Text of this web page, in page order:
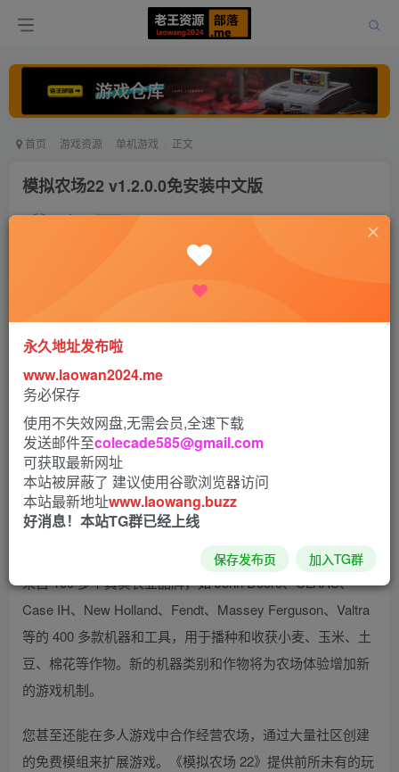
首页 游戏资源 单机游戏 正文
模拟农场22 v1.2.0.0免安装中文版
老王 打赏
扮演现代农夫，在三种不同的美国和欧洲环境中发挥创意，
建造您的农场。《模拟农场 22》提供了大量的务农活动，聚
焦农业、畜牧业和林业，现在还增加了令人兴奋的季节周
来自 100 多个真实农业品牌，如 John Deere、CLAAS、
Case IH、New Holland、Fendt、Massey Ferguson、Valtra
等的 400 多款机器和工具，用于播种和收获小麦、玉米、土
豆、棉花等作物。新的机器类别和作物将为农场体验增加新
的游戏机制。
您甚至还能在多人游戏中合作经营农场，通过大量社区创建
的免费模组来扩展游戏。《模拟农场 22》提供前所未有的玩
永久地址发布啦
www.laowan2024.me
务必保存
使用不失效网盘,无需会员,全速下载
发送邮件至colecade585@gmail.com
可获取最新网址
本站被屏蔽了 建议使用谷歌浏览器访问
本站最新地址www.laowang.buzz
好消息！本站TG群已经上线
保存发布页 加入TG群